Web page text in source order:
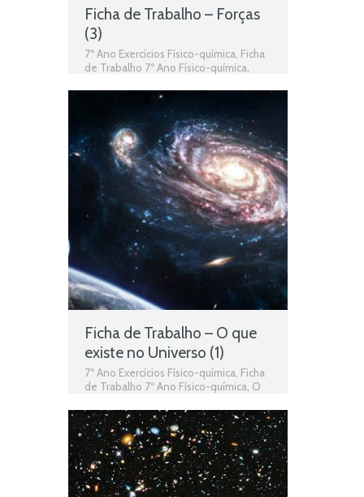
Ficha de Trabalho – Forças
(3)
7º Ano Exercícios Físico-química Ficha
de Trabalho 7º Ano Físico-química
Ficha de Trabalho – O que
existe no Universo (1)
7º Ano Exercícios Físico-química, Ficha
de Trabalho 7º Ano Físico-química, O